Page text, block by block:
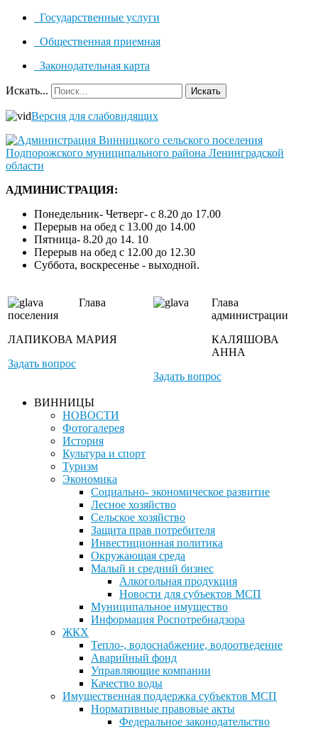
Государственные услуги
Общественная приемная
Законодательная карта
Искать... Искать
Версия для слабовидящих
АДМИНИСТРАЦИЯ:
Понедельник- Четверг- с 8.20 до 17.00
Перерыв на обед с 13.00 до 14.00
Пятница- 8.20 до 14. 10
Перерыв на обед с 12.00 до 12.30
Суббота, воскресенье - выходной.
Глава
поселения
ЛАПИКОВА МАРИЯ
Задать вопрос
Глава
администрации
КАЛЯШОВА
АННА
Задать вопрос
ВИННИЦЫ
НОВОСТИ
Фотогалерея
История
Культура и спорт
Туризм
Экономика
Социально- экономическое развитие
Лесное хозяйство
Сельское хозяйство
Защита прав потребителя
Инвестиционная политика
Окружающая среда
Малый и средний бизнес
Алкогольная продукция
Новости для субъектов МСП
Муниципальное имущество
Информация Роспотребнадзора
ЖКХ
Тепло-, водоснабжение, водоотведение
Аварийный фонд
Управляющие компании
Качество воды
Имущественная поддержка субъектов МСП
Нормативные правовые акты
Федеральное законодательство